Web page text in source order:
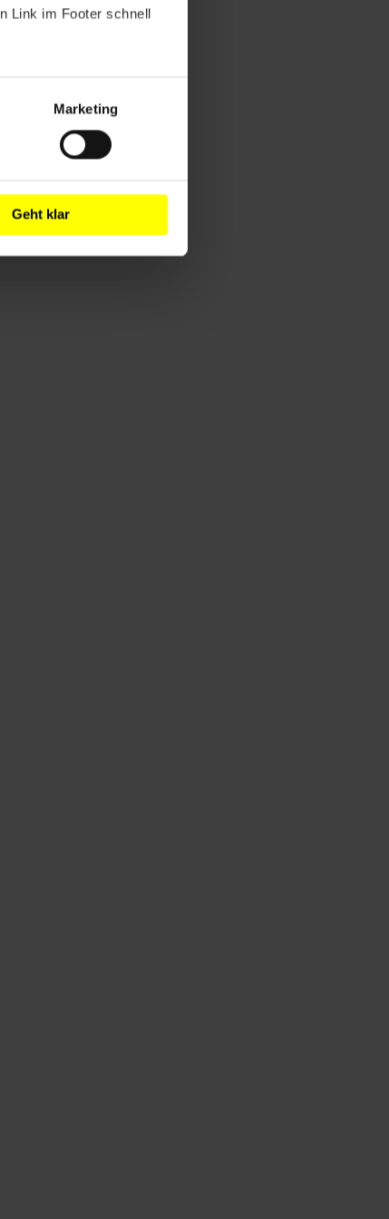
Link im Footer schnell
Marketing
Geht klar